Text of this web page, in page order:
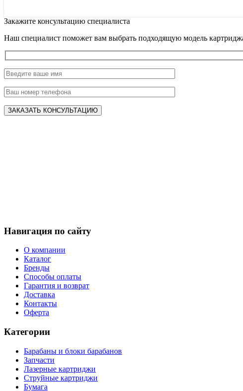
Закажите консультацию специалиста
Наш специалист поможет вам выбрать подходящую модель
Навигация по сайту
О компании
Каталог
Бренды
Способы оплаты
Гарантия и возврат
Доставка
Контакты
Оферта
Категории
Барабаны и блоки барабанов
Запчасти
Лазерные картриджи
Струйные картриджи
Бумага